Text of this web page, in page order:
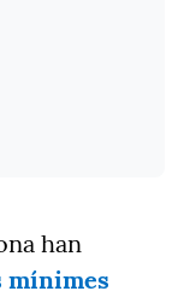
han
mínimes